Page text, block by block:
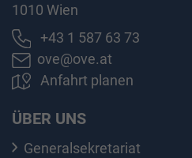
1010 Wien
+43 1 587 63 73
ove@ove.at
Anfahrt planen
ÜBER UNS
Generalsekretariat